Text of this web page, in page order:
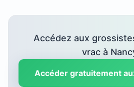
Accédez aux
vrac à
Accéder gratuitement